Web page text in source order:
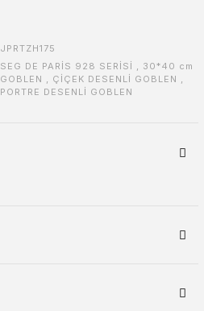
JPRTZH175
SEG DE PARİS 928 SERİSİ , 30*40 cm
GOBLEN , ÇİÇEK DESENLİ GOBLEN ,
PORTRE DESENLİ GOBLEN